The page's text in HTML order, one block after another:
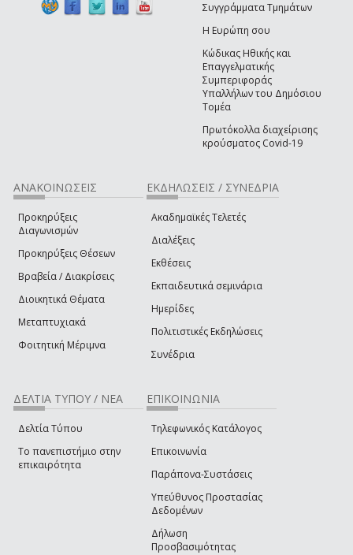
Συγγράμματα Τμημάτων
Η Ευρώπη σου
Κώδικας Ηθικής και
Επαγγελματικής
Συμπεριφοράς
Υπαλλήλων του Δημόσιου
Τομέα
Πρωτόκολλα διαχείρισης
κρούσματος Covid-19
ΑΝΑΚΟΙΝΩΣΕΙΣ
Προκηρύξεις
Διαγωνισμών
Προκηρύξεις Θέσεων
Βραβεία / Διακρίσεις
Διοικητικά Θέματα
Μεταπτυχιακά
Φοιτητική Μέριμνα
ΕΚΔΗΛΩΣΕΙΣ / ΣΥΝΕΔΡΙΑ
Ακαδημαϊκές Τελετές
Διαλέξεις
Εκθέσεις
Εκπαιδευτικά σεμινάρια
Ημερίδες
Πολιτιστικές Εκδηλώσεις
Συνέδρια
ΔΕΛΤΙΑ ΤΥΠΟΥ / ΝΕΑ
Δελτία Τύπου
Το πανεπιστήμιο στην
επικαιρότητα
ΕΠΙΚΟΙΝΩΝΙΑ
Τηλεφωνικός Κατάλογος
Επικοινωνία
Παράπονα-Συστάσεις
Υπεύθυνος Προστασίας
Δεδομένων
Δήλωση
Προσβασιμότητας